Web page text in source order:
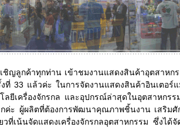
ชิญลูกค้าทุกท่าน เข้าชมงานแสดงสินค้าอุตสาหก
ที่ 33 แล้วค่ะ ในการจัดงานแสดงสินค้าอินเตอร์
ลยีเครื่องจักรกล และอุปกรณ์ล่าสุดในอุตสาหก
ค่ะ ผู้ผลิตที่ต้องการพัฒนาคุณภาพชิ้นงาน เสริม
วที่เน้นจัดแสดงเครื่องจักรกลอุตสาหกรรม ซึ่งไ